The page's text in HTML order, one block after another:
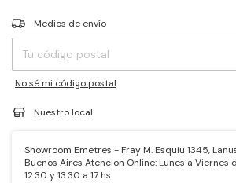
Entregas para el CP:
Medios de envío
No sé mi código postal
Nuestro local
Showroom Emetres - Fray M. Esquiu 1345,
Buenos Aires Atencion Online: Lunes a Viernes
12:30 y 13:30 a 17 hs.